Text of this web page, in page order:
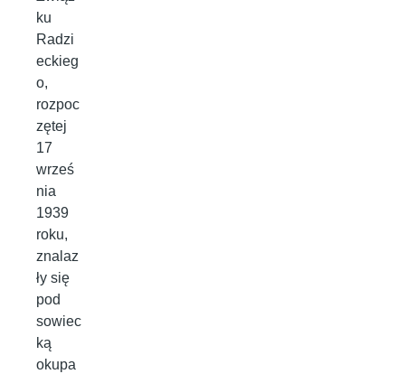
ku
Radzi
eckieg
o,
rozpoc
zętej
17
wrześ
nia
1939
roku,
znalaz
ły się
pod
sowiec
ką
okupa